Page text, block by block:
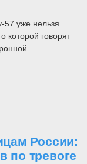
57 уже нельзя
которой говорят
России:
по тревоге